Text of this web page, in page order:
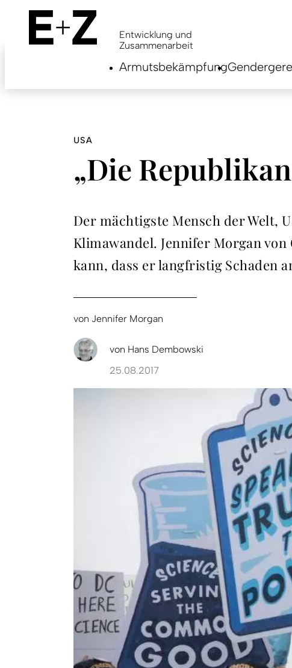
content
Entwicklung und
Zusammenarbeit
Armutsbekämpfung
USA
„Die
Der mächtigste Mensch der Welt,
Klimawandel. Jennifer Morgan
kann, dass er langfristig Schaden
von Jennifer Morgan
von Hans Dembowski
25.08.2017